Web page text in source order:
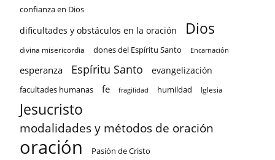
confianza en Dios
dificultades y obstáculos en la oración Dios
divina misericordia dones del Espíritu Santo Encarnación
esperanza Espíritu Santo evangelización
facultades humanas fe fragilidad humildad Iglesia
Jesucristo
modalidades y métodos de oración
oración Pasión de Cristo